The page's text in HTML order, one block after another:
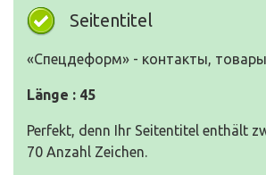
Seitentitel
«Спецдеформ» - контакты,
Länge : 45
Perfekt, denn Ihr Seitentitel enthält
70 Anzahl Zeichen.